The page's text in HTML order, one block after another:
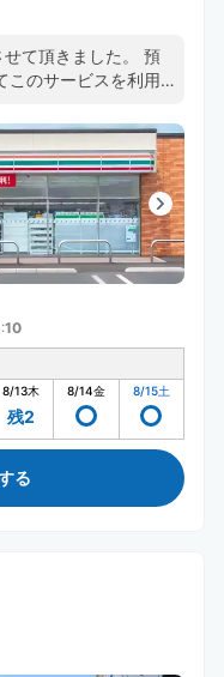
て頂きました。 預
このサービスを利用
:10
8/13木
残2
8/14金 8/15土
る